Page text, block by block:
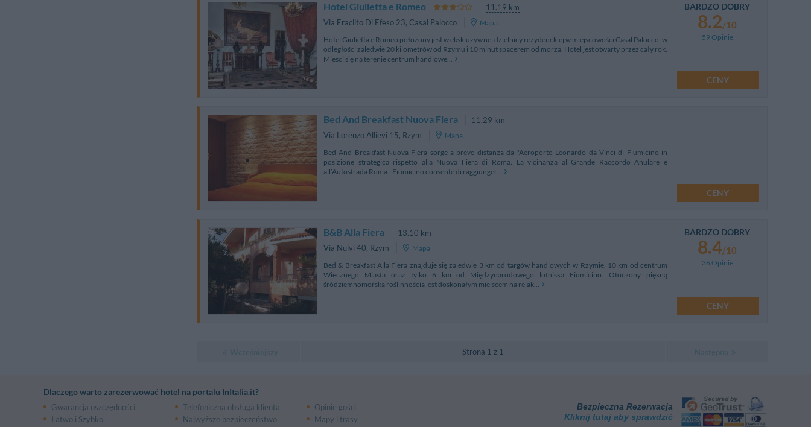
Hotel Giulietta e Romeo
11.19 km
Via Eraclito Di Efeso 23, Casal Palocco
Mapa
Hotel Giulietta e Romeo położony jest w ekskluzywnej dzielnicy rezydenckiej w miejscowości Casal Palocco, w
odległości zaledwie 20 kilometrów od Rzymu i 10 minut spacerem od morza. Hotel jest otwarty przez cały rok.
Mieści się na terenie centrum handlowe...
BARDZO DOBRY
8.2/10
59 Opinie
CENY
Bed And Breakfast Nuova Fiera
11.29 km
Via Lorenzo Allievi 15, Rzym
Mapa
Bed And Breakfast Nuova Fiera sorge a breve distanza dall'Aeroporto Leonardo da Vinci di Fiumicino in
posizione strategica rispetto alla Nuova Fiera di Roma. La vicinanza al Grande Raccordo Anulare e
all’Autostrada Roma - Fiumicino consente di raggiunger...
CENY
B&B Alla Fiera
13.10 km
Via Nulvi 40, Rzym
Mapa
Bed & Breakfast Alla Fiera znajduje się zaledwie 3 km od targów handlowych w Rzymie, 10 km od centrum
Wiecznego Miasta oraz tylko 6 km od Międzynarodowego lotniska Fiumicino. Otoczony piękną
śródziemnomorską roślinnością jest doskonałym miejscem na relak...
BARDZO DOBRY
8.4/10
36 Opinie
CENY
Strona 1 z 1
Dlaczego warto zarezerwować hotel na portalu InItalia.it?
Gwarancja oszczędności Telefoniczna obsługa klienta
Opinie gości
Łatwo i Szybko
Najwyższe bezpieczeństwo Mapy i trasy
Bezpieczna Rezerwacja
Kliknij tutaj aby sprawdzić